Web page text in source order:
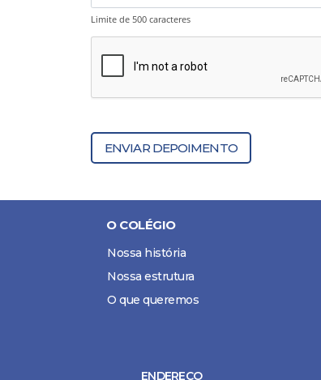
Limite de 500 caracteres
ENVIAR DEPOIMENTO
O COLÉGIO
Nossa história
Nossa estrutura
O que queremos
ENDEREÇO